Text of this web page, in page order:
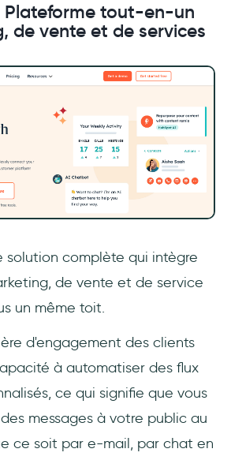
Plateforme tout-en-un
de vente et de services
solution complète qui intègre
de vente et de service
un même toit.
d'engagement des clients
à automatiser des flux
ce qui signifie que vous
messages à votre public au
ce soit par e-mail, par chat en